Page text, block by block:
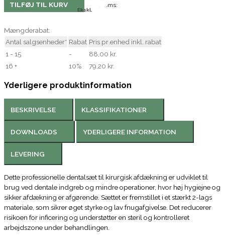
TILFØJ TIL KURV
Moms:
Ekskl.
Mængderabat:
Antal salgsenheder* Rabat Pris pr enhed inkl. rabat
1 - 15
-
88,00 kr.
16 +
10% 79,20 kr.
Yderligere produktinformation
BESKRIVELSE KLASSIFIKATIONER
DOWNLOADS YDERLIGERE INFORMATION
LEVERING
Dette professionelle dentalsæt til kirurgisk afdækning er udviklet til
brug ved dentale indgreb og mindre operationer, hvor høj hygiejne og
sikker afdækning er afgørende. Sættet er fremstillet i et stærkt 2-lags
materiale, som sikrer øget styrke og lav fnugafgivelse. Det reducerer
risikoen for inficering og understøtter en steril og kontrolleret
arbejdszone under behandlingen.